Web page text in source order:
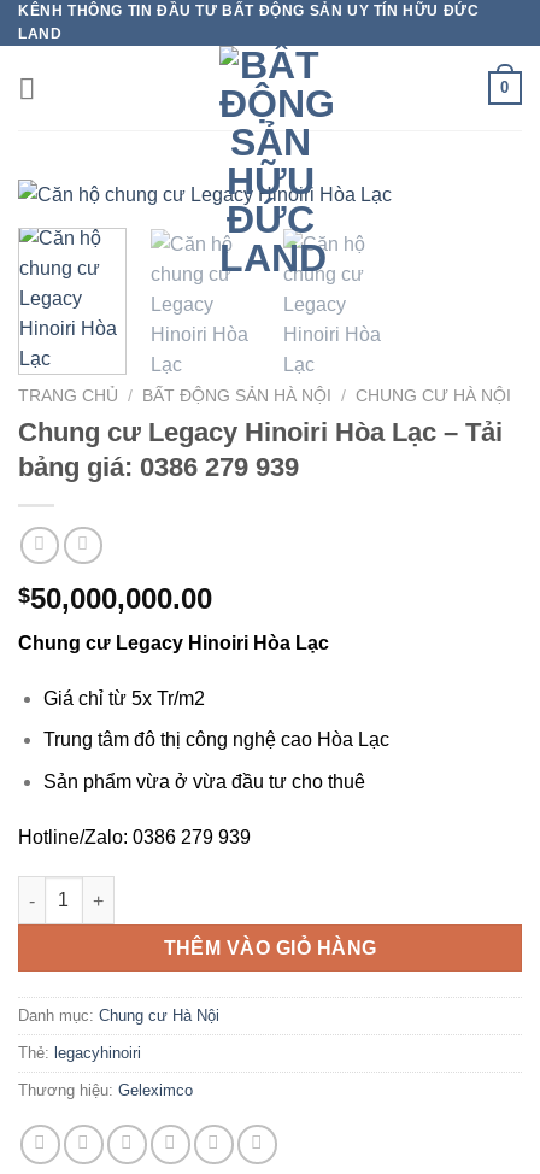
Bỏ
qua
nội
dung
KÊNH THÔNG TIN ĐẦU TƯ BẤT ĐỘNG SẢN UY TÍN HỮU ĐỨC
LAND
0
TRANG CHỦ / BẤT ĐỘNG SẢN HÀ NỘI / CHUNG CƯ HÀ NỘI
Chung cư Legacy Hinoiri Hòa Lạc – Tải
bảng giá: 0386 279 939
$50,000,000.00
Chung cư Legacy Hinoiri Hòa Lạc
Giá chỉ từ 5x Tr/m2
Trung tâm đô thị công nghệ cao Hòa Lạc
Sản phẩm vừa ở vừa đầu tư cho thuê
Hotline/Zalo: 0386 279 939
Chung cư Legacy Hinoiri Hòa Lạc - Tải bảng giá: 0386 279
THÊM VÀO GIỎ HÀNG
Danh mục: Chung cư Hà Nội
Thẻ: legacyhinoiri
Thương hiệu: Geleximco